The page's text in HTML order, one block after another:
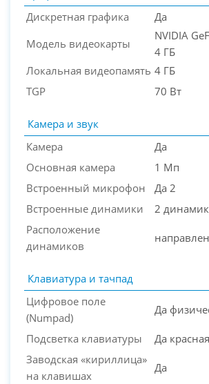
Дискретная графика
Да
Модель видеокарты
NVIDIA
4 ГБ
Локальная видеопамять 4 ГБ
TGP
70 Вт
Камера и звук
Камера
Да
Основная камера
1 Мп
Встроенный микрофон
Да 2
Встроенные динамики
2
Расположение
динамиков
Клавиатура и тачпад
Цифровое поле
(Numpad)
Да
Подсветка клавиатуры
Да красная
Заводская «кириллица»
на клавишах
Да